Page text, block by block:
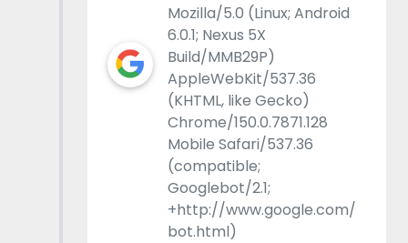
Mozilla/5.0 (Linux; Android
6.0.1; Nexus 5X
Build/MMB29P)
AppleWebKit/537.36
(KHTML, like Gecko)
Chrome/150.0.7871.128
Mobile Safari/537.36
(compatible;
Googlebot/2.1;
+http://www.google.com/
bot.html)